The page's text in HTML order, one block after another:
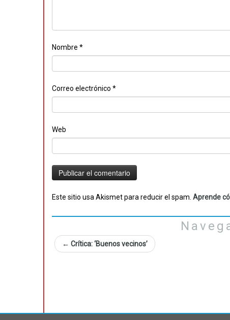
Nombre *
Correo electrónico *
Web
Este sitio usa Akismet para reducir el spam. Aprende
← Crítica: ‘Buenos vecinos’